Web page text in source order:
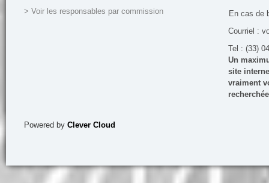
> Voir les responsables par commission
En cas de
Courriel :
Tel : (33)
Un
site
vraiment
Powered by Clever Cloud